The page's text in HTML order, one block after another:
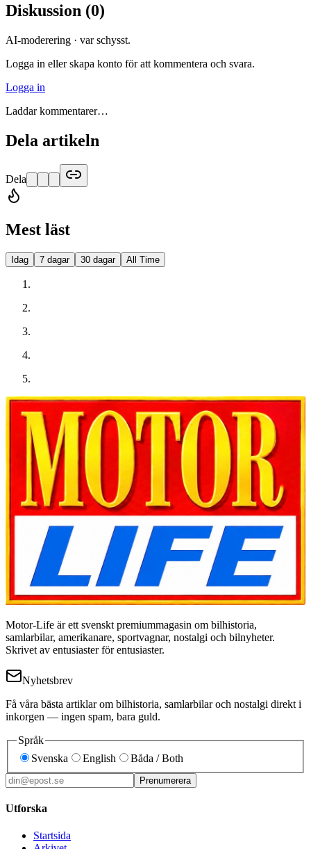
Diskussion (0)
AI-moderering · var schysst.
Logga in eller skapa konto för att kommentera och svara.
Logga in
Laddar kommentarer…
Dela artikeln
Dela
Mest läst
Idag 7 dagar 30 dagar All Time
Motor-Life är ett svenskt premiummagasin om bilhistoria,
samlarbilar, amerikanare, sportvagnar, nostalgi och bilnyheter.
Skrivet av entusiaster för entusiaster.
Nyhetsbrev
Få våra bästa artiklar om bilhistoria, samlarbilar och nostalgi direkt i
inkorgen — ingen spam, bara guld.
Språk
Svenska
English Båda / Both
Prenumerera
Utforska
Startsida